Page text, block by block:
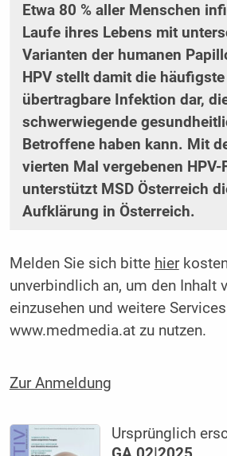
Etwa 80 % aller Menschen
Laufe ihres Lebens mit
Varianten der humanen
HPV stellt damit die häufigste
übertragbare Infektion dar,
schwerwiegende
Betroffene haben kann. Mit
vierten Mal vergebenen HPV-
unterstützt MSD Österreich
Aufklärung in Österreich.
Melden Sie sich bitte hier
unverbindlich an, um den Inhalt
einzusehen und weitere
www.medmedia.at zu nutzen.
Zur Anmeldung
Ursprünglich